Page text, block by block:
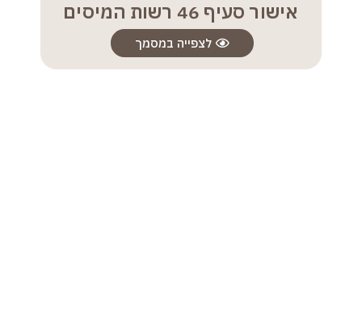
אישור סעיף 46 רשות המיסים
לצפייה במסמך